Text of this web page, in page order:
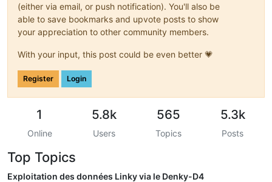
(either via email, or push notification). You'll also be
able to save bookmarks and upvote posts to show
your appreciation to other community members.
With your input, this post could be even better 💗
Register Login
1
Online
5.8k
Users
565
Topics
5.3k
Posts
Top Topics
Exploitation des données Linky via le Denky-D4